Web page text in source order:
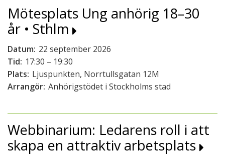
Mötesplats Ung anhörig 18–30
år • Sthlm
Datum: 22 september 2026
Tid: 17:30 – 19:30
Plats: Ljuspunkten, Norrtullsgatan 12M
Arrangör: Anhörigstödet i Stockholms stad
Webbinarium: Ledarens roll i att
skapa en attraktiv arbetsplats